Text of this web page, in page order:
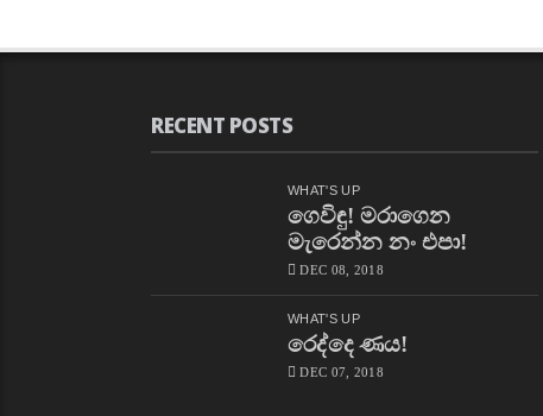
RECENT POSTS
WHAT'S UP
ගෙවිඳු! මරාගෙන
මැරෙන්න නං එපා!
DEC 08, 2018
WHAT'S UP
රෙද්දෙ ණය!
DEC 07, 2018